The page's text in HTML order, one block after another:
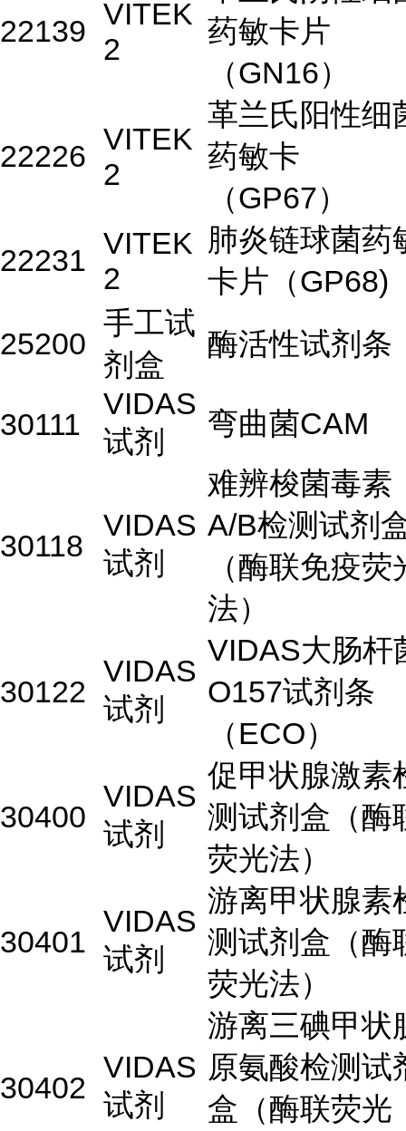
22139 VITEK
2
药敏卡片
（GN16）
22226 VITEK
2
革兰氏阳性细
药敏卡
（GP67）
22231 VITEK
2
肺炎链球菌药
卡片（GP68)
25200
手工试
剂盒
酶活性试剂条
30111
VIDAS
试剂
弯曲菌CAM
30118
VIDAS
试剂
难辨梭菌毒素
A/B检测试剂
（酶联免疫荧
法）
30122
VIDAS
试剂
VIDAS大肠杆
O157试剂条
（ECO）
30400
VIDAS
试剂
促甲状腺激素
测试剂盒（酶
荧光法）
30401
VIDAS
试剂
游离甲状腺素
测试剂盒（酶
荧光法）
30402
VIDAS
试剂
游离三碘甲状
原氨酸检测试
盒（酶联荧光